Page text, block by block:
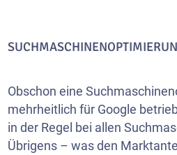
Obschon eine
mehrheitlich für Google
in der Regel bei allen
Übrigens – was den